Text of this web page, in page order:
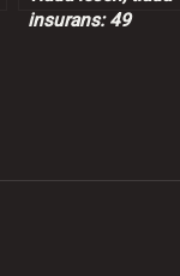
insurans: 49